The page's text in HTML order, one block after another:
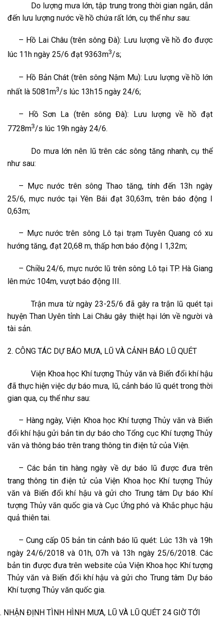
Do lượng mưa lớn, tập trung trong thời gian ngắn, dẫn
đến lưu lượng nước về hồ chứa rất lớn, cụ thể như sau:
– Hồ Lai Châu (trên sông Đà): Lưu lượng về hồ đo được
lúc 11h ngày 25/6 đạt 9363m3/s;
– Hồ Bản Chát (trên sông Nậm Mu): Lưu lượng về hồ lớn
nhất là 5081m3/s lúc 13h15 ngày 24/6;
– Hồ Sơn La (trên sông Đà): Lưu lượng về hồ đạt
7728m3/s lúc 19h ngày 24/6.
Do mưa lớn nên lũ trên các sông tăng nhanh, cụ thể
như sau:
– Mực nước trên sông Thao tăng, tính đến 13h ngày
25/6, mực nước tại Yên Bái đạt 30,63m, trên báo động I
0,63m;
– Mực nước trên sông Lô tại trạm Tuyên Quang có xu
hướng tăng, đạt 20,68 m, thấp hơn báo động I 1,32m;
– Chiều 24/6, mực nước lũ trên sông Lô tại TP. Hà Giang
lên mức 104m, vượt báo động III.
Trận mưa từ ngày 23-25/6 đã gây ra trận lũ quét tại
huyện Than Uyên tỉnh Lai Châu gây thiệt hại lớn về người và
tài sản.
2. CÔNG TÁC DỰ BÁO MƯA, LŨ VÀ CẢNH BÁO LŨ QUÉT
Viện Khoa học Khí tượng Thủy văn và Biến đổi khí hậu
đã thực hiện việc dự báo mưa, lũ, cảnh báo lũ quét trong thời
gian qua, cụ thể như sau:
– Hàng ngày, Viện Khoa học Khí tượng Thủy văn và Biến
đổi khí hậu gửi bản tin dự báo cho Tổng cục Khí tượng Thủy
văn và thông báo trên trang thông tin điện tử của Viện.
–Các bản tin hàng ngày về dự báo lũ được đưa trên
trang thông tin điện tử của Viện Khoa học Khí tượng Thủy
văn và Biến đổi khí hậu và gửi cho Trung tâm Dự báo Khí
tượng Thủy văn quốc gia và Cục Ứng phó và Khắc phục hậu
quả thiên tai.
–Cung cấp 05 bản tin cảnh báo lũ quét: Lúc 13h và 19h
ngày 24/6/2018 và 01h, 07h và 13h ngày 25/6/2018. Các
bản tin được đưa trên website của Viện Khoa học Khí tượng
Thủy văn và Biến đổi khí hậu và gửi cho Trung tâm Dự báo
Khí tượng Thủy văn quốc gia.
NHẬN ĐỊNH TÌNH HÌNH MƯA, LŨ VÀ LŨ QUÉT 24 GIỜ TỚI